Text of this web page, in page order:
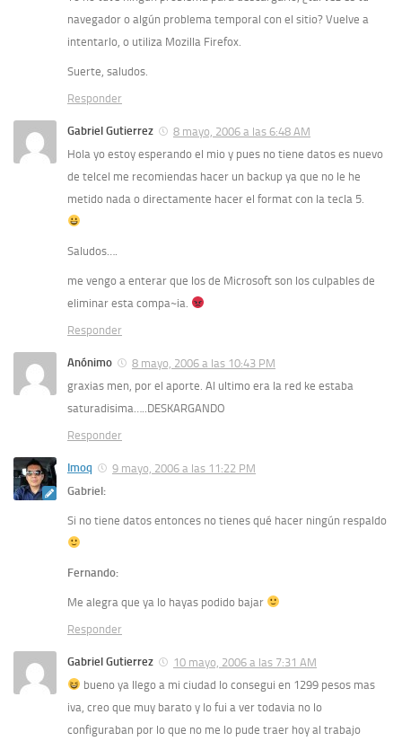
navegador o algún problema temporal con el sitio? Vuelve a
intentarlo, o utiliza Mozilla Firefox.
Suerte, saludos.
Responder
Gabriel Gutierrez
8 mayo, 2006 a las 6:48 AM
Hola yo estoy esperando el mio y pues no tiene datos es nuevo
de telcel me recomiendas hacer un backup ya que no le he
metido nada o directamente hacer el format con la tecla 5.
Saludos….
me vengo a enterar que los de Microsoft son los culpables de
eliminar esta compa~ia.
Responder
Anónimo
8 mayo, 2006 a las 10:43 PM
graxias men, por el aporte. Al ultimo era la red ke estaba
saturadisima…..DESKARGANDO
Responder
Imoq
9 mayo, 2006 a las 11:22 PM
Gabriel:
Si no tiene datos entonces no tienes qué hacer ningún respaldo
Fernando:
Me alegra que ya lo hayas podido bajar
Responder
Gabriel Gutierrez
10 mayo, 2006 a las 7:31 AM
bueno ya llego a mi ciudad lo consegui en 1299 pesos mas
iva, creo que muy barato y lo fui a ver todavia no lo
configuraban por lo que no me lo pude traer hoy al trabajo